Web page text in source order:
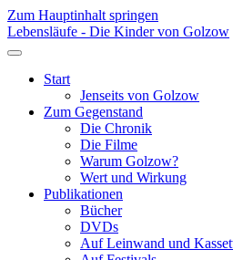
Zum Hauptinhalt springen
Lebensläufe - Die Kinder von Golzow
Start
Jenseits von Golzow
Zum Gegenstand
Die Chronik
Die Filme
Warum Golzow?
Wert und Wirkung
Publikationen
Bücher
DVDs
Auf Leinwand und